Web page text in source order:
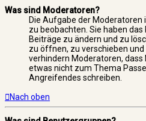
Was sind Moderatoren?
Die Aufgabe der Moderatoren
zu beobachten. Sie haben das
Beiträge zu ändern und zu
zu öffnen, zu verschieben
verhindern Moderatoren, dass
etwas nicht zum Thema
Angreifendes schreiben.
Nach oben